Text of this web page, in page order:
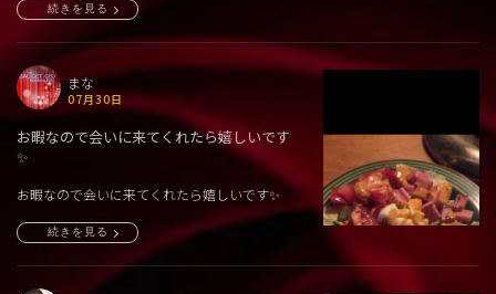
続きを見る
まな
07月30日
お暇なので会いに来てくれたら嬉しいです
✨
お暇なので会いに来てくれたら嬉しいです✨
続きを見る